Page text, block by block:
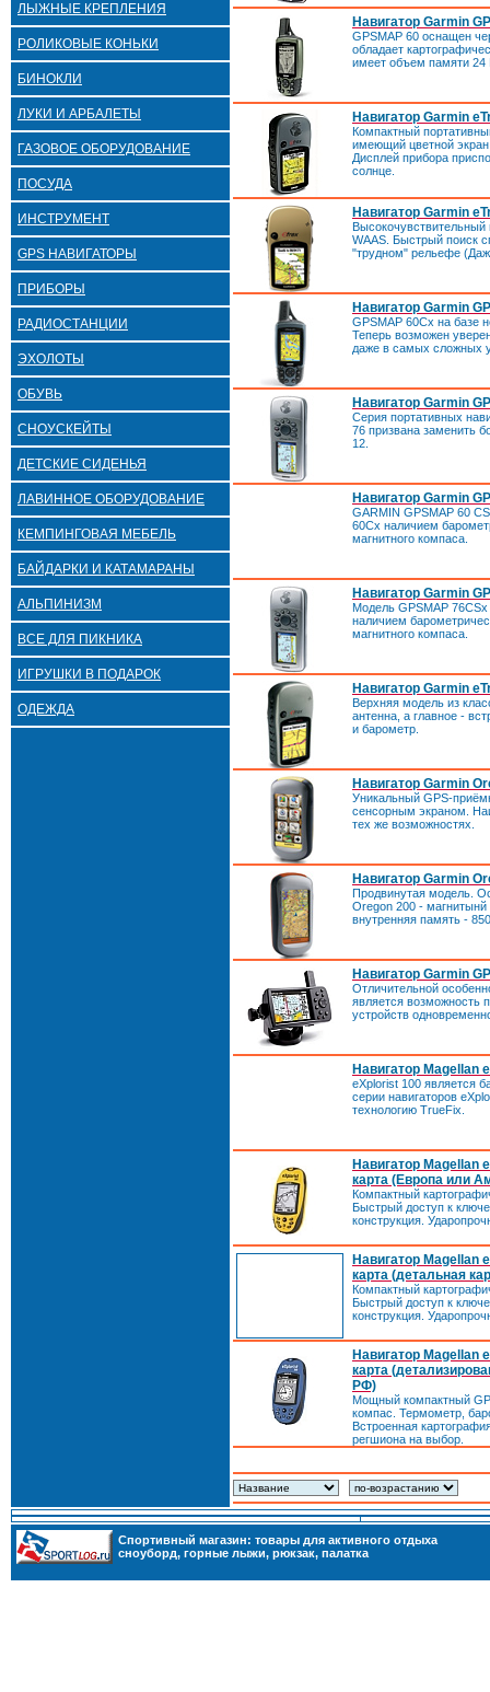
ЛЫЖНЫЕ КРЕПЛЕНИЯ
РОЛИКОВЫЕ КОНЬКИ
БИНОКЛИ
ЛУКИ И АРБАЛЕТЫ
ГАЗОВОЕ ОБОРУДОВАНИЕ
ПОСУДА
ИНСТРУМЕНТ
GPS НАВИГАТОРЫ
ПРИБОРЫ
РАДИОСТАНЦИИ
ЭХОЛОТЫ
ОБУВЬ
СНОУСКЕЙТЫ
ДЕТСКИЕ СИДЕНЬЯ
ЛАВИННОЕ ОБОРУДОВАНИЕ
КЕМПИНГОВАЯ МЕБЕЛЬ
БАЙДАРКИ И КАТАМАРАНЫ
АЛЬПИНИЗМ
ВСЕ ДЛЯ ПИКНИКА
ИГРУШКИ В ПОДАРОК
ОДЕЖДА
Навигатор Garmin
GPSMAP 60 оснащен
обладает
имеет объем памяти 24
Навигатор Garmin
Компактный
имеющий цветной
Дисплей прибора
солнце.
Навигатор Garmin
WAAS. Быстрый поиск
"трудном" рельефе
Навигатор Garmin
GPSMAP 60Cx на базе
Теперь возможен
даже в самых сложных
Навигатор Garmin
Серия портативных
76 призвана заменить
12.
Навигатор Garmin
GARMIN GPSMAP 60
60Cx наличием
магнитного компаса.
Навигатор Garmin
Модель GPSMAP 76CSx
наличием
магнитного компаса.
Навигатор Garmin
Верхняя модель из
антенна, а главное -
и барометр.
Навигатор Garmin
Уникальный GPS-
сенсорным экраном.
тех же возможностях.
Навигатор Garmin
Продвинутая модель.
Oregon 200 -
внутренняя память -
Навигатор Garmin
Отличительной
является возможность
устройств
Навигатор Magellan
eXplorist 100 является
серии навигаторов
технологию TrueFix.
Навигатор Magellan
карта (Европа или
Компактный
Быстрый доступ к
конструкция.
Навигатор Magellan
карта (детальная
Компактный
Быстрый доступ к
конструкция.
Навигатор Magellan
карта
РФ)
Мощный компактный
компас. Термометр,
Встроенная
регшиона на выбор.
Cпортивный магазин: товары для активного отдыха
сноуборд, горные лыжи, рюкзак, палатка